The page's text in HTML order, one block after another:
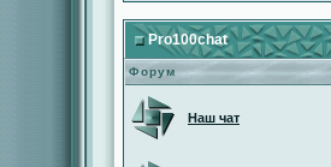
Pro100chat
Форум
Наш чат